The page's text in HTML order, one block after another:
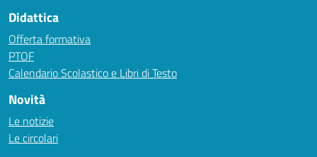
Didattica
Offerta formativa
PTOF
Calendario Scolastico e Libri di Testo
Novità
Le notizie
Le circolari